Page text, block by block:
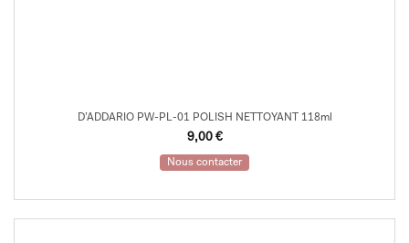
D’ADDARIO PW-PL-01 POLISH NETTOYANT 118ml
9,00 €
Nous contacter